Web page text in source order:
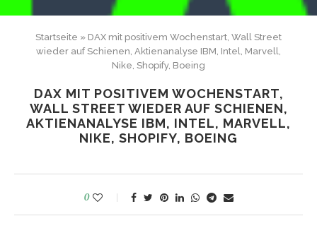
Startseite » DAX mit positivem Wochenstart, Wall Street
wieder auf Schienen, Aktienanalyse IBM, Intel, Marvell,
Nike, Shopify, Boeing
DAX MIT POSITIVEM WOCHENSTART,
WALL STREET WIEDER AUF SCHIENEN,
AKTIENANALYSE IBM, INTEL, MARVELL,
NIKE, SHOPIFY, BOEING
0